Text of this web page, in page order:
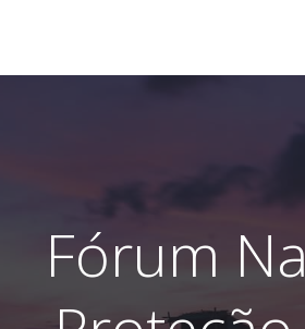
Fórum